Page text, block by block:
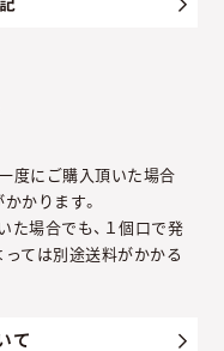
一度にご購入頂いた場合
かります。
た場合でも、１個口で発
ては別途送料がかかる
て